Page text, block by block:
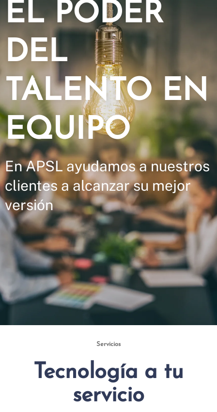
EL PODER
DEL
TALENTO EN
EQUIPO
En APSL ayudamos a nuestros
clientes a alcanzar su mejor
versión
Servicios
Tecnología a tu
servicio